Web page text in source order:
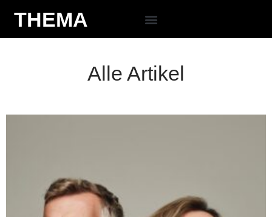
THEMA
Alle Artikel